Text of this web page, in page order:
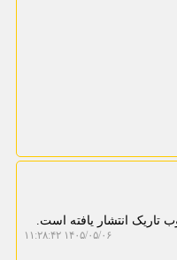
تاریک انتشار یافته است.
۱۴۰۵/۰۵/۰۶ ۱۱:۲۸:۴۲